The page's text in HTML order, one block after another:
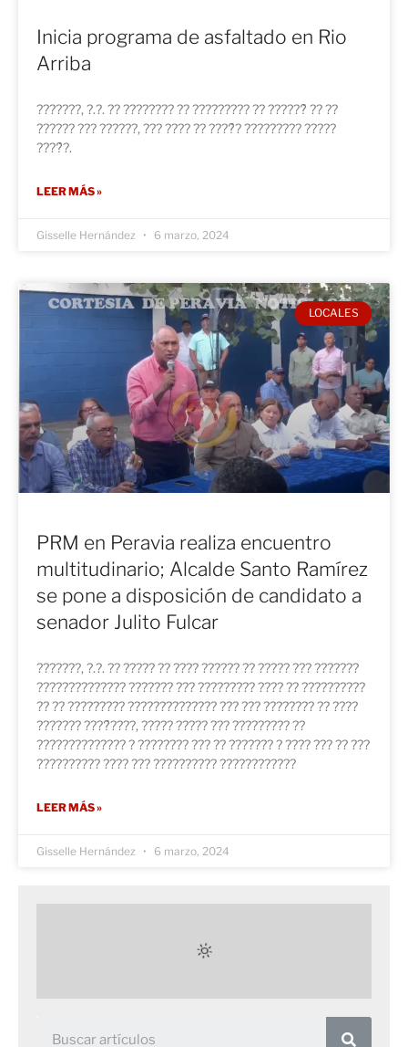
Inicia programa de asfaltado en Rio
Arriba
???????, ?.?. ?? ???????? ?? ????????? ?? ??????́ ?? ??
?????? ??? ??????, ??? ???? ?? ????́? ????????? ?????
????́?.
LEER MÁS »
Gisselle Hernández 6 marzo, 2024
LOCALES
PRM en Peravia realiza encuentro
multitudinario; Alcalde Santo Ramírez
se pone a disposición de candidato a
senador Julito Fulcar
???????, ?.?. ?? ????? ?? ???? ?????? ?? ????? ??? ???????
?????????????? ??????? ??? ????????? ???? ?? ??????????
?? ?? ????????? ?????????????? ??? ??? ???????? ?? ????
??????? ????́????, ????? ????? ??? ????????? ??
?????????????? ? ???????? ??? ?? ??????? ? ???? ??? ?? ???
?????????? ???? ??? ?????????? ????????????
LEER MÁS »
Gisselle Hernández 6 marzo, 2024